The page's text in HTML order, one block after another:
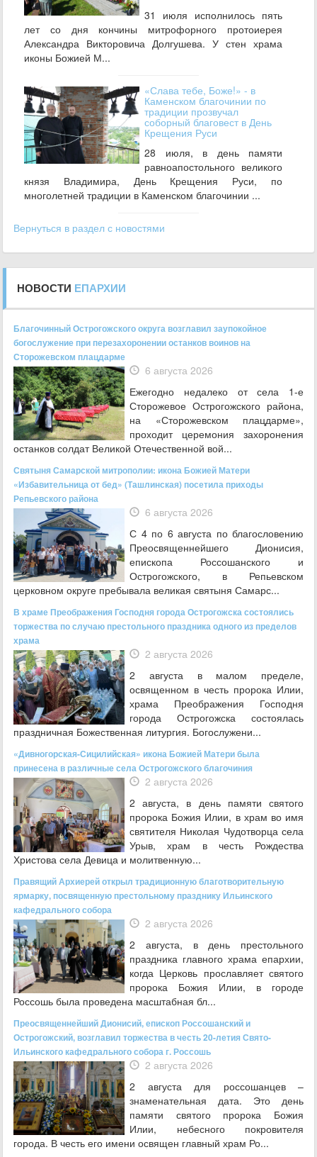
31 июля исполнилось пять
лет со дня кончины митрофорного протоиерея
Александра Викторовича Долгушева. У стен храма
иконы Божией М...
«Слава тебе, Боже!» - в
Каменском благочинии по
традиции прозвучал
соборный благовест в День
Крещения Руси
28 июля, в день памяти
равноапостольного великого
князя Владимира, День Крещения Руси, по
многолетней традиции в Каменском благочинии ...
Вернуться в раздел с новостями
НОВОСТИ ЕПАРХИИ
Благочинный Острогожского округа возглавил заупокойное
богослужение при перезахоронении останков воинов на
Сторожевском плацдарме
6 августа 2026
Ежегодно недалеко от села 1-е
Сторожевое Острогожского района,
на «Сторожевском плацдарме»,
проходит церемония захоронения
останков солдат Великой Отечественной вой...
Святыня Самарской митрополии: икона Божией Матери
«Избавительница от бед» (Ташлинская) посетила приходы
Репьевского района
6 августа 2026
С 4 по 6 августа по благословению
Преосвященнейшего Дионисия,
епископа Россошанского и
Острогожского, в Репьевском
церковном округе пребывала великая святыня Самарс...
В храме Преображения Господня города Острогожска состоялись
торжества по случаю престольного праздника одного из пределов
храма
2 августа 2026
2 августа в малом пределе,
освященном в честь пророка Илии,
храма Преображения Господня
города Острогожска состоялась
праздничная Божественная литургия. Богослужени...
«Дивногорская-Сицилийская» икона Божией Матери была
принесена в различные села Острогожского благочиния
2 августа 2026
2 августа, в день памяти святого
пророка Божия Илии, в храм во имя
святителя Николая Чудотворца села
Урыв, храм в честь Рождества
Христова села Девица и молитвенную...
Правящий Архиерей открыл традиционную благотворительную
ярмарку, посвященную престольному празднику Ильинского
кафедрального собора
2 августа 2026
2 августа, в день престольного
праздника главного храма епархии,
когда Церковь прославляет святого
пророка Божия Илии, в городе
Россошь была проведена масштабная бл...
Преосвященнейший Дионисий, епископ Россошанский и
Острогожский, возглавил торжества в честь 20-летия Свято-
Ильинского кафедрального собора г. Россошь
2 августа 2026
2 августа для россошанцев –
знаменательная дата. Это день
памяти святого пророка Божия
Илии, небесного покровителя
города. В честь его имени освящен главный храм Ро...